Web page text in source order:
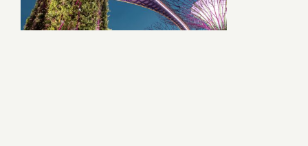
Sąlygos ir taisyklės